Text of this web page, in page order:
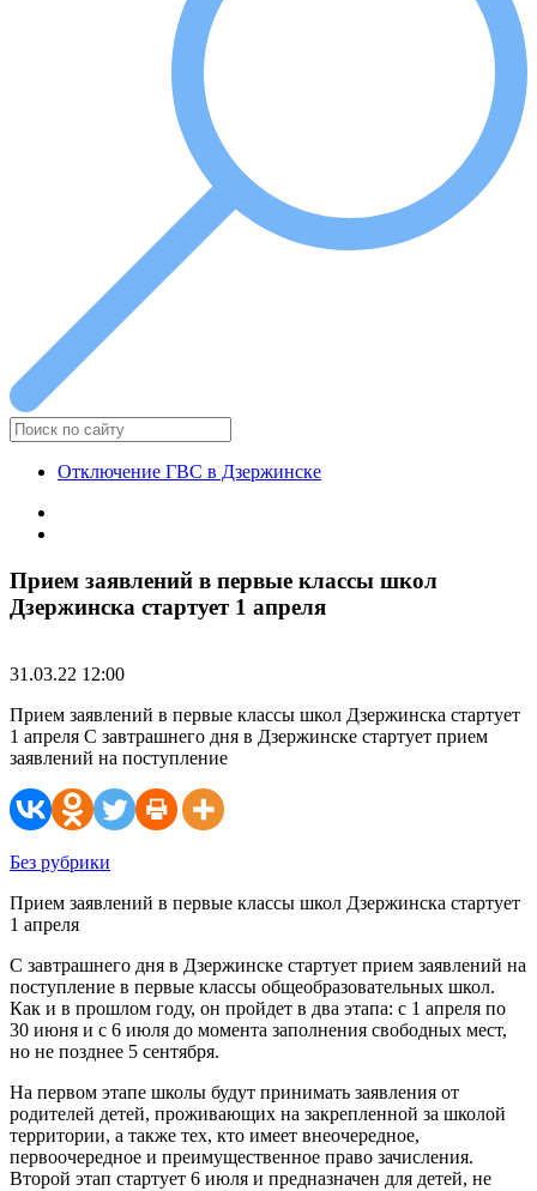
Отключение ГВС в Дзержинске
Прием заявлений в первые классы школ
Дзержинска стартует 1 апреля
31.03.22 12:00
Прием заявлений в первые классы школ Дзержинска стартует
1 апреля С завтрашнего дня в Дзержинске стартует прием
заявлений на поступление
Без рубрики
Прием заявлений в первые классы школ Дзержинска стартует
1 апреля
С завтрашнего дня в Дзержинске стартует прием заявлений на
поступление в первые классы общеобразовательных школ.
Как и в прошлом году, он пройдет в два этапа: с 1 апреля по
30 июня и с 6 июля до момента заполнения свободных мест,
но не позднее 5 сентября.
На первом этапе школы будут принимать заявления от
родителей детей, проживающих на закрепленной за школой
территории, а также тех, кто имеет внеочередное,
первоочередное и преимущественное право зачисления.
Второй этап стартует 6 июля и предназначен для детей, не